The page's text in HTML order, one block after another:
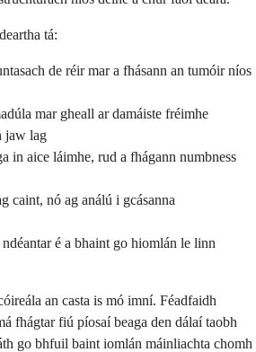
tá:
de réir mar a fhásann an tumóir níos
mar gheall ar damáiste fréimhe
jaw lag
in aice láimhe, rud a fhágann numbness
caint, nó ag análú i gcásanna
é a bhaint go hiomlán le linn
an casta is mó imní. Féadfaidh
fhágtar fiú píosaí beaga den dálaí taobh
go bhfuil baint iomlán máinliachta chomh